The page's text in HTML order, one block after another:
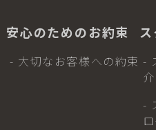
安心のためのお約束
- 大切なお客様への約束 -
介
-